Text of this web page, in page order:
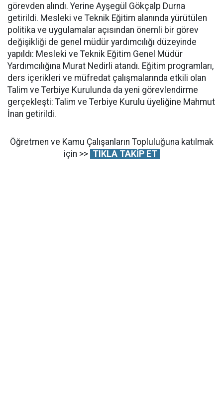
görevden alındı. Yerine Ayşegül Gökçalp Durna
getirildi. Mesleki ve Teknik Eğitim alanında yürütülen
politika ve uygulamalar açısından önemli bir görev
değişikliği de genel müdür yardımcılığı düzeyinde
yapıldı: Mesleki ve Teknik Eğitim Genel Müdür
Yardımcılığına Murat Nedirli atandı. Eğitim programları,
ders içerikleri ve müfredat çalışmalarında etkili olan
Talim ve Terbiye Kurulunda da yeni görevlendirme
gerçekleşti: Talim ve Terbiye Kurulu üyeliğine Mahmut
İnan getirildi.
Öğretmen ve Kamu Çalışanların Topluluğuna katılmak
için >> TIKLA TAKİP ET